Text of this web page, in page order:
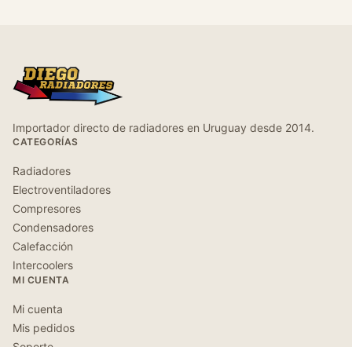
Importador directo de radiadores en Uruguay desde 2014.
CATEGORÍAS
Radiadores
Electroventiladores
Compresores
Condensadores
Calefacción
Intercoolers
MI CUENTA
Mi cuenta
Mis pedidos